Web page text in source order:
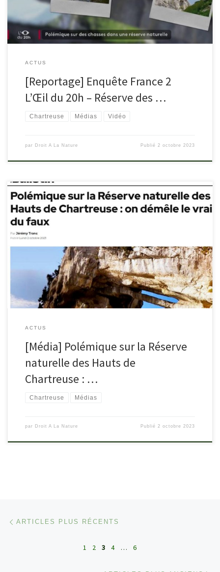
ACTUS
[Reportage] Enquête France 2
L’Œil du 20h – Réserve des …
Chartreuse Médias Vidéo
par Droit A La Nature Publié 2 octobre 2023
petit-bulletin.fr/grenoble/article-74838-polemique-sur-la-reserve-
naturelle-des-hauts-de-chartreuse-on-demele-le-vrai-du-faux.html
ACTUS
[Média] Polémique sur la Réserve
naturelle des Hauts de
Chartreuse : …
Chartreuse Médias
par Droit A La Nature Publié2 octobre 2023
Navigation dans les articles
ARTICLES PLUS RÉCENTS
1 2 3 4 … 6